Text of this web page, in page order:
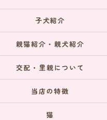
子犬紹介
親猫紹介・親犬紹介
交配・里親について
当店の特徴
猫